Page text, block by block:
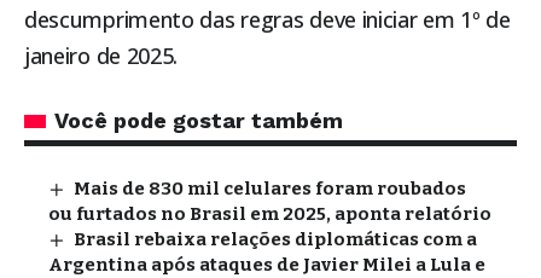
descumprimento das regras deve iniciar em 1º de
janeiro de 2025.
Você pode gostar também
Mais de 830 mil celulares foram roubados
ou furtados no Brasil em 2025, aponta relatório
Brasil rebaixa relações diplomáticas com a
Argentina após ataques de Javier Milei a Lula e